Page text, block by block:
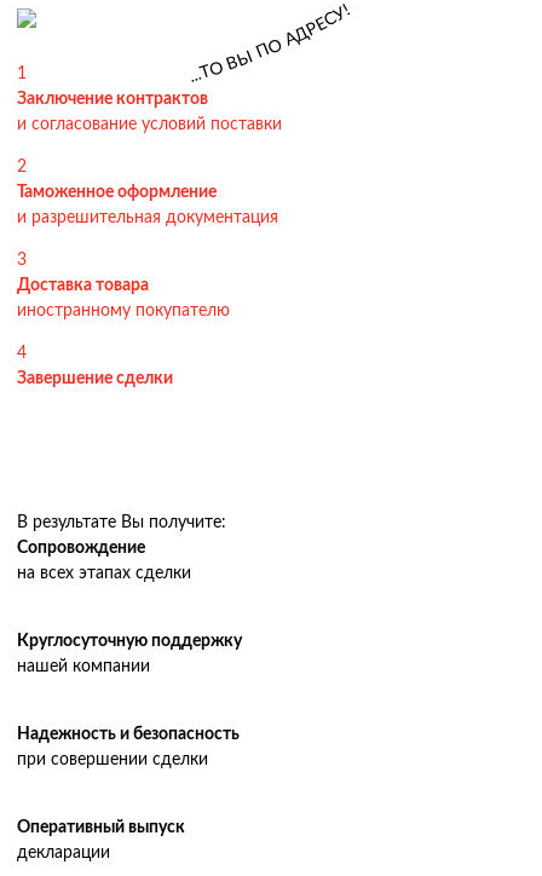
...ТОВЫПО АДРЕСУ
!
1
Заключение контрактов
и согласование условий поставки
2
Таможенное оформление
и разрешительная документация
3
Доставка товара
иностранному покупателю
4
Завершение сделки
В результате Вы получите:
Сопровождение
на всех этапах сделки
Круглосуточную поддержку
нашей компании
Надежность и безопасность
при совершении сделки
Оперативный выпуск
декларации